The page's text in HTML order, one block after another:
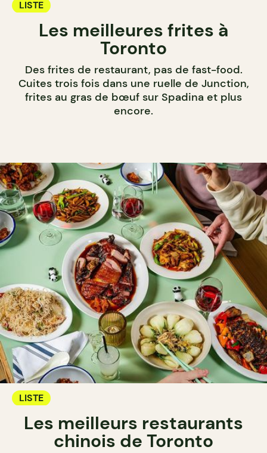
LISTE
Les meilleures frites à
Toronto
Des frites de restaurant, pas de fast-food.
Cuites trois fois dans une ruelle de Junction,
frites au gras de bœuf sur Spadina et plus
encore.
LISTE
Les meilleurs restaurants
chinois de Toronto